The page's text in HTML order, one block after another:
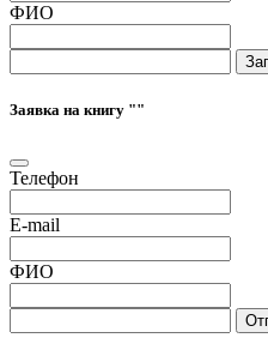
ФИО
Заявка на книгу ""
Телефон
E-mail
ФИО